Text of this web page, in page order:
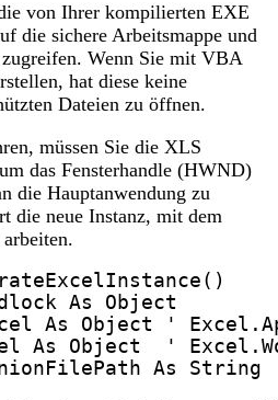
von Ihrer kompilierten EXE
die sichere Arbeitsmappe und
Wenn Sie mit VBA
hat diese keine
Dateien zu öffnen.
müssen Sie die XLS
das Fensterhandle (HWND)
die Hauptanwendung zu
die neue Instanz, mit dem
()
As
Object
As Object
'
As Object
'
As
String